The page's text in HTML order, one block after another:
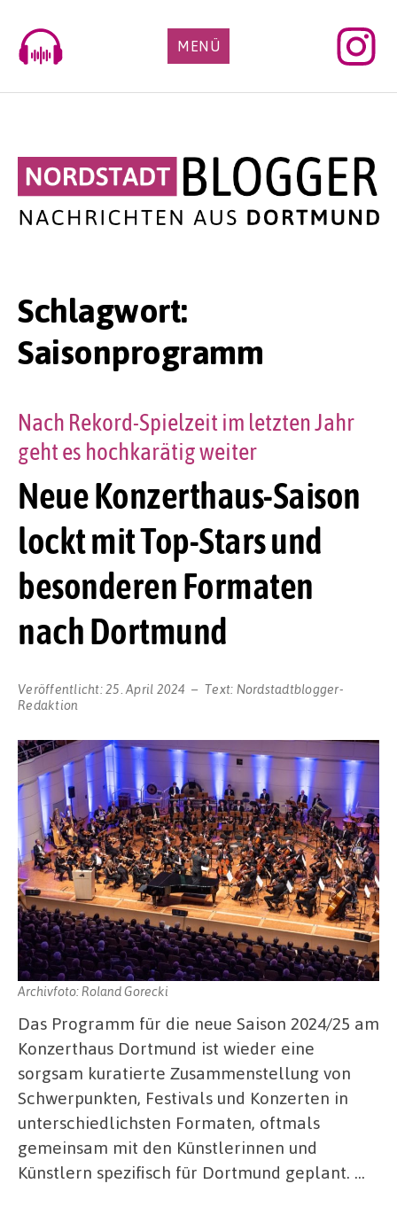
content
MENÜ
Schlagwort:
Saisonprogramm
Neue Konzerthaus-Saison
lockt mit Top-Stars und
besonderen Formaten
nach Dortmund
Nach Rekord-Spielzeit im letzten Jahr
geht es hochkarätig weiter
Veröffentlicht:25. April 2024 Text: Nordstadtblogger-
Redaktion
Archivfoto: Roland Gorecki
Das Programm für die neue Saison 2024/25 am
Konzerthaus Dortmund ist wieder eine
sorgsam kuratierte Zusammenstellung von
Schwerpunkten, Festivals und Konzerten in
unterschiedlichsten Formaten, oftmals
gemeinsam mit den Künstlerinnen und
Künstlern spezifisch für Dortmund geplant. …